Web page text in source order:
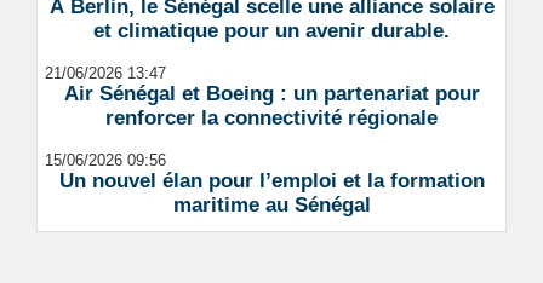
À Berlin, le Sénégal scelle une alliance solaire
et climatique pour un avenir durable.
21/06/2026 13:47
Air Sénégal et Boeing : un partenariat pour
renforcer la connectivité régionale
15/06/2026 09:56
Un nouvel élan pour l’emploi et la formation
maritime au Sénégal